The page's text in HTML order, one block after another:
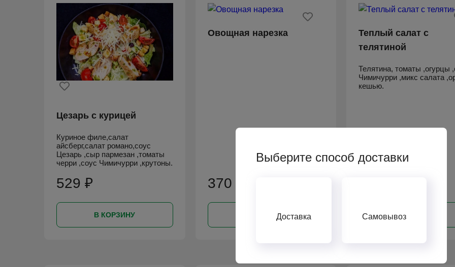
Цезарь с курицей
Куриное филе,салат
айсберг,салат романо,соус
Цезарь ,сыр пармезан ,томаты
черри ,соус Чимичурри ,крутоны.
529 ₽
В КОРЗИНУ
Овощная нарезка
370 ₽
В КОРЗИНУ
Теплый салат с
телятиной
Телятина, томаты ,огурцы
Чимичурри ,микс салата
кешью.
В КОРЗИНУ
Выберите способ доставки
Доставка Самовывоз